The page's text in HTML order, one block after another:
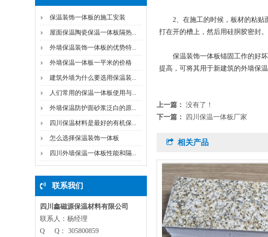
保温装饰一体板的施工安装
屋面保温陶瓷保温一体板隔热...
外墙保温装饰一体板的优势特...
外墙保温一体板一平米的价格
建筑外墙为什么要选用保温装...
人们常用的保温一体板使用与...
外墙保温防护面砂浆泛白的原...
四川保温材料是最好的有机保...
怎么选择保温装饰一体板
四川外墙保温一体板性能和隔...
联系我们
四川鑫磁源保温材料有限公司
联系人：杨经理
Q Q： 305800859
2、在施工的时候，板材的粘贴面
打在开的槽上，然后用硅胴胶密封。
保温装饰一体板锚固工作的好坏
提高，可将其用于新建筑的外墙保
上一篇： 没有了！
下一篇：
四川保温一体板厂家
相关产品